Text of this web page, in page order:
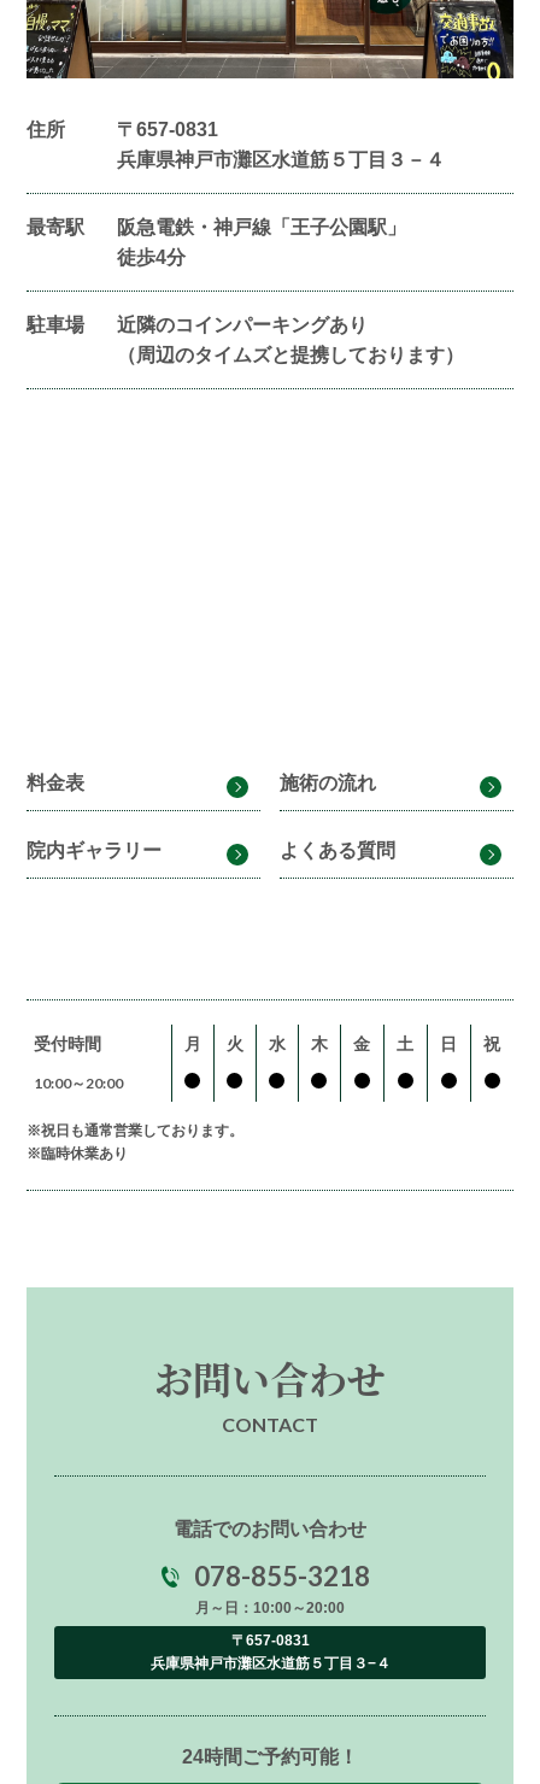
住所
〒657-0831
兵庫県神戸市灘区水道筋５丁目３－４
最寄駅
阪急電鉄・神戸線「王子公園駅」
徒歩4分
駐車場
近隣のコインパーキングあり
（周辺のタイムズと提携しております）
料金表 施術の流れ
院内ギャラリー よくある質問
受付時間 月 火 水 木 金 土 日 祝
10:00～20:00
※祝日も通常営業しております。
※臨時休業あり
お問い合わせ
CONTACT
電話でのお問い合わせ
078-855-3218
月～日：10:00～20:00
〒657-0831
兵庫県神戸市灘区水道筋５丁目３−４
24時間ご予約可能！